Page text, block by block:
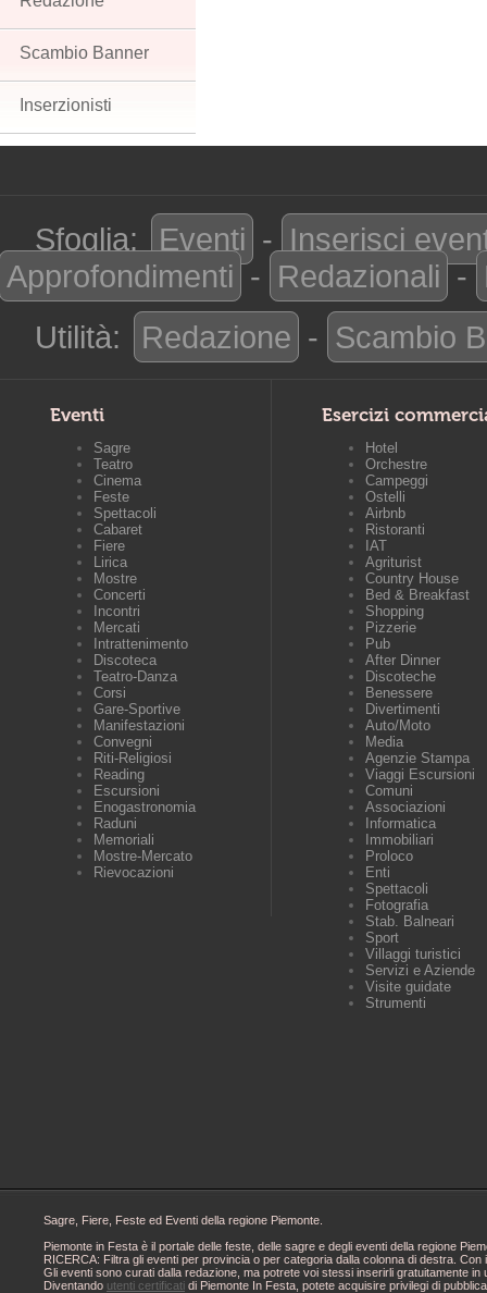
Scambio Banner
Inserzionisti
Sfoglia: Eventi - Inserisci
Approfondimenti - Redazionali -
Utilità:
Redazione - Scambio
Eventi
Sagre
Teatro
Cinema
Feste
Spettacoli
Cabaret
Fiere
Lirica
Mostre
Concerti
Incontri
Mercati
Intrattenimento
Discoteca
Teatro-Danza
Corsi
Gare-Sportive
Manifestazioni
Convegni
Riti-Religiosi
Reading
Escursioni
Enogastronomia
Raduni
Memoriali
Mostre-Mercato
Rievocazioni
Esercizi
Hotel
Orchestre
Campeggi
Ostelli
Airbnb
Ristoranti
IAT
Agriturist
Country House
Bed & Breakfast
Shopping
Pizzerie
Pub
After Dinner
Discoteche
Benessere
Divertimenti
Auto/Moto
Media
Agenzie Stampa
Viaggi Escursioni
Comuni
Associazioni
Informatica
Immobiliari
Proloco
Enti
Spettacoli
Fotografia
Stab. Balneari
Sport
Villaggi turistici
Servizi e Aziende
Visite guidate
Strumenti
Sagre, Fiere, Feste ed Eventi della regione Piemonte.
Piemonte in Festa è il portale delle feste, delle sagre e degli eventi della regione
RICERCA: Filtra gli eventi per provincia o per categoria dalla colonna di destra.
Gli eventi sono curati dalla redazione, ma potrete voi stessi inserirli gratuitamente
Diventando utenti certificati di Piemonte In Festa, potete acquisire privilegi di